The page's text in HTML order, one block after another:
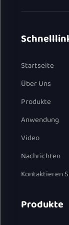
Startseite
Über Uns
Produkte
Anwendung
Video
Nachrichten
Kontaktieren
Produkte